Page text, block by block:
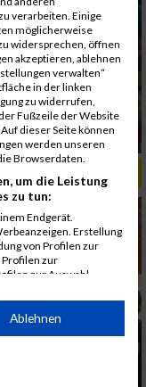
verarbeiten. Einige
möglicherweise
widersprechen, öffnen
akzeptieren, ablehnen
verwalten“
in der linken
zu widerrufen,
Fußzeile der Website
dieser Seite können
werden unseren
Browserdaten.
um die Leistung
zu tun:
Endgerät.
Erstellung
von Profilen zur
zur
zur Auswahl
durch Statistiken oder
Entwicklung und
und in die
Ablehnen